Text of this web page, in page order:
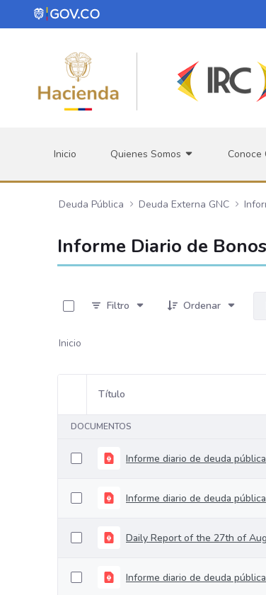
Saltar al contenido principal
Inicio Quienes Somos Conoce
Deuda Pública Deuda Externa GNC
Informe Diario de
Filtro
Ordenar
Inicio
Selección del elemento
Título
DOCUMENTOS
Informe diario de deuda
Informe diario de deuda
Daily Report of the 27th of
Informe diario de deuda